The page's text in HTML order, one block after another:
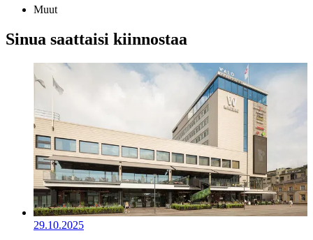
Muut
Sinua saattaisi kiinnostaa
29.10.2025